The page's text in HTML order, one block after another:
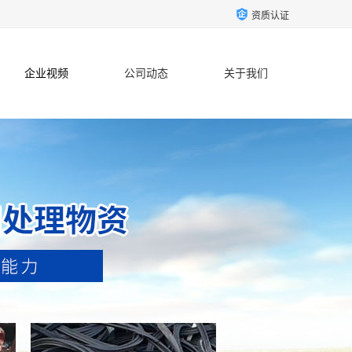
资质认证
企业视频 公司动态 关于我们